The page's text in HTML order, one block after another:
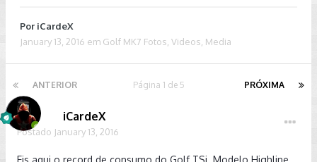
Por iCardeX
January 13, 2016 em Golf MK7 Fotos, Videos, Media
ANTERIOR PRÓXIMA
Página 1 de 5
iCardeX
Postado January 13, 2016
Eis aqui o record de consumo do Golf TSi. Modelo Highline